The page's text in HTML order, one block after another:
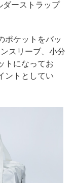
ダーストラップ
ポケットをバッ
スリーブ、小分
トになってお
ントとしてい